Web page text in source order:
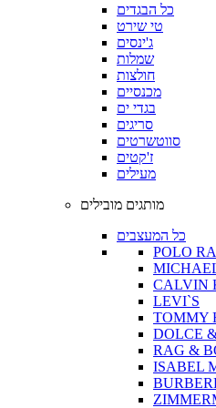
כל הבגדים
טי שירט
ג'ינסים
שמלות
חולצות
מכנסיים
בגדי ים
סריגים
סווטשרטים
ז'קטים
מעילים
מותגים מובילים
כל המעצבים
POLO
CALVIN
LEVI`S
TOMMY
DOLCE
RAG &
ISABEL